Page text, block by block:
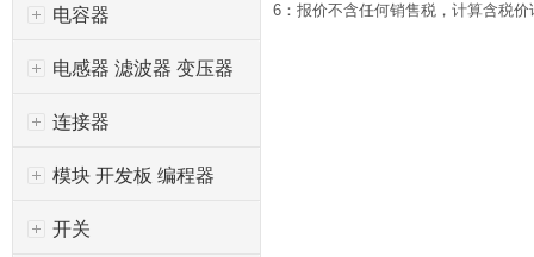
电容器
电感器 滤波器 变压器
连接器
模块 开发板 编程器
开关
6：报价不含任何销售税，计算含税价